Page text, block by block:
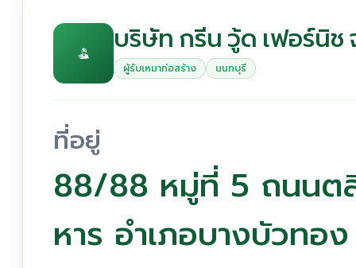
บริษัท กรีน วู้ด เฟอร์นิช
ผู้รับเหมาก่อสร้าง นนทบุรี
ที่อยู่
88/88 หมู่ที่ 5 ถนนต
หาร อำเภอบางบัวทอ